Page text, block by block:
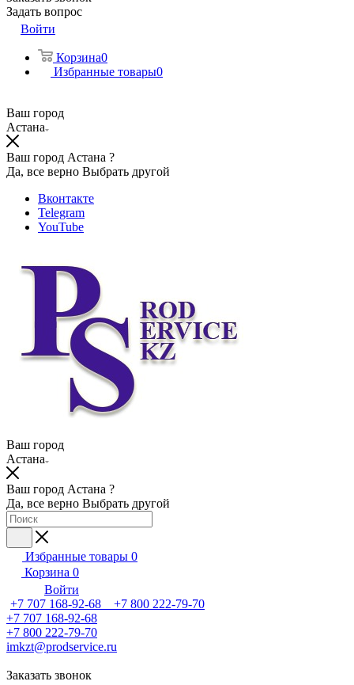
Задать вопрос
Войти
Корзина0
Избранные товары0
Ваш город
Астана
Ваш город Астана ?
Да, все верно Выбрать другой
Вконтакте
Telegram
YouTube
Ваш город
Астана
Ваш город Астана ?
Да, все верно Выбрать другой
Избранные товары 0
Корзина 0
Войти
+7 707 168-92-68 +7 800 222-79-70
+7 707 168-92-68
+7 800 222-79-70
imkzt@prodservice.ru
Заказать звонок